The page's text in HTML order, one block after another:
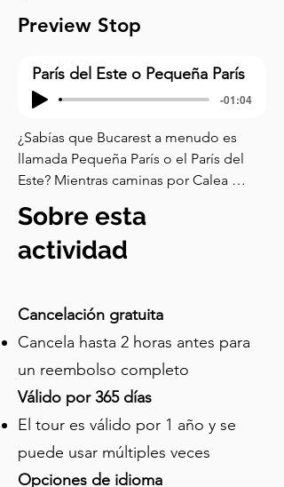
Preview Stop
París del Este o Pequeña París
-01:04
¿Sabías que Bucarest a menudo es
llamada Pequeña París o el París del
Este? Mientras caminas por Calea
rápidamente entenderás por qué. En
mil ochocientos cincuenta y nueve,
Moldavia y Valaquia eligieron al mismo
uniéndose en un incipiente estado
rumano. Buscando un modelo de
modernidad, Rumania miró a Francia
para inspirarse. La élite rumana hablaba
francés con fluidez, enviaba a sus hijos
a estudiar en escuelas parisinas, y se
sumergía en la literatura y filosofía
francesas. El francés se convirtió en el
idioma de la diplomacia, la cultura y la
Sobre esta
actividad
Cancelación gratuita
Cancela hasta 2 horas antes para
un reembolso completo
Válido por 365 días
El tour es válido por 1 año y se
puede usar múltiples veces
Opciones de idioma